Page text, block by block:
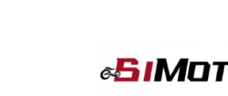
MOTOCICLETE & ATV